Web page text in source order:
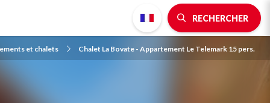
RECHERCHER
et chalets Chalet La Bovate - Appartement Le Telemark 15 pers.